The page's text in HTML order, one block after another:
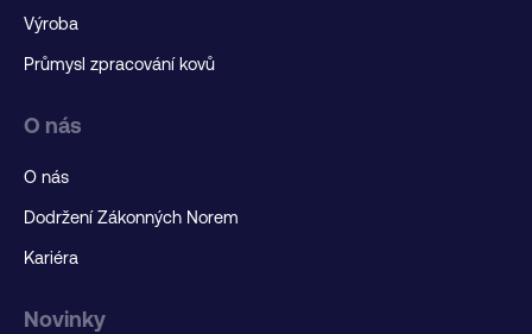
Výroba
Průmysl zpracování kovů
O nás
O nás
Dodržení Zákonných Norem
Kariéra
Novinky